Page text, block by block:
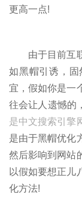
更高一点!
由于目前互联
如黑帽引诱，
宜，假如你是一
往会让人遗憾的
是中文搜索引擎
是由于黑帽优化
然后影响到网站
以假如要想正儿
化方法!